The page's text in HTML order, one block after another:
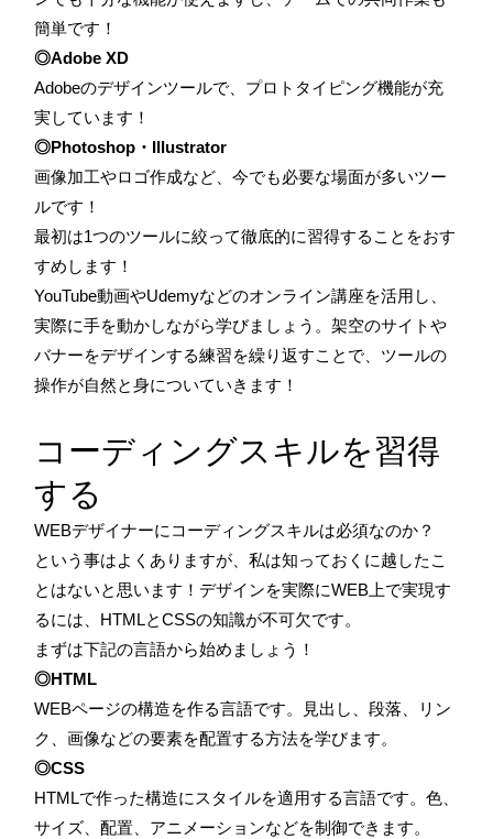
簡単です！
◎Adobe XD
Adobeのデザインツールで、プロトタイピング機能が充
実しています！
◎Photoshop・Illustrator
画像加工やロゴ作成など、今でも必要な場面が多いツー
ルです！
最初は1つのツールに絞って徹底的に習得することをおす
すめします！
YouTube動画やUdemyなどのオンライン講座を活用し、
実際に手を動かしながら学びましょう。架空のサイトや
バナーをデザインする練習を繰り返すことで、ツールの
操作が自然と身についていきます！
コーディングスキルを習得
する
WEBデザイナーにコーディングスキルは必須なのか？
という事はよくありますが、私は知っておくに越したこ
とはないと思います！デザインを実際にWEB上で実現す
るには、HTMLとCSSの知識が不可欠です。
まずは下記の言語から始めましょう！
◎HTML
WEBページの構造を作る言語です。見出し、段落、リン
ク、画像などの要素を配置する方法を学びます。
◎CSS
HTMLで作った構造にスタイルを適用する言語です。色、
サイズ、配置、アニメーションなどを制御できます。